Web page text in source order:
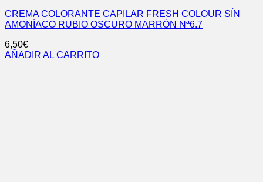
CREMA COLORANTE CAPILAR FRESH COLOUR SÍN
AMONÍACO RUBIO OSCURO MARRÓN Nª6.7
6,50€
AÑADIR AL CARRITO